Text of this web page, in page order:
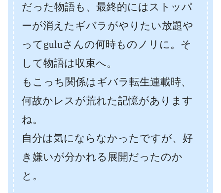
だった物語も、最終的にはストッパ
ーが消えたギバラがやりたい放題や
ってguluさんの何時ものノリに。そ
して物語は収束へ。
もこっち関係はギバラ転生連載時、
何故かレスが荒れた記憶があります
ね。
自分は気にならなかったですが、好
き嫌いが分かれる展開だったのか
と。